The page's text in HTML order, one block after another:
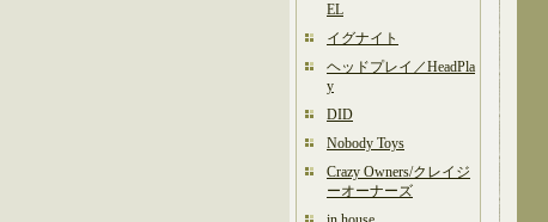
EL
イグナイト
ヘッドプレイ／HeadPla
y
DID
Nobody Toys
Crazy Owners/クレイジ
ーオーナーズ